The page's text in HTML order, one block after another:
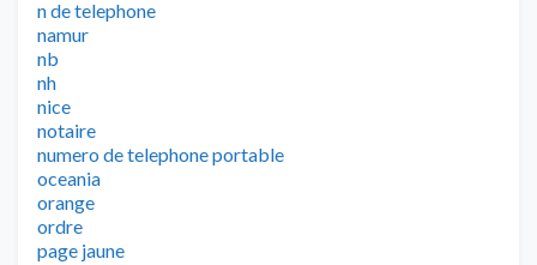
n de telephone
namur
nb
nh
nice
notaire
numero de telephone portable
oceania
orange
ordre
page jaune